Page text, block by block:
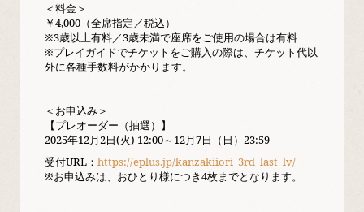
＜料金＞
￥4,000（全席指定／税込）
※3歳以上有料／3歳未満で座席をご使用の場合は有料
※プレイガイドでチケットをご購入の際は、チケット代以
外に各種手数料がかかります。
＜お申込み＞
【プレオーダー（抽選）】
2025年12月2日(火) 12:00～12月7日（日）23:59
受付URL： https://eplus.jp/kanzakiiori_3rd_last_lv/
※お申込みは、おひとり様につき4枚までとなります。